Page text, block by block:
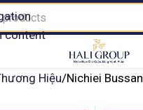
content
Hiệu Nichiei Bussan